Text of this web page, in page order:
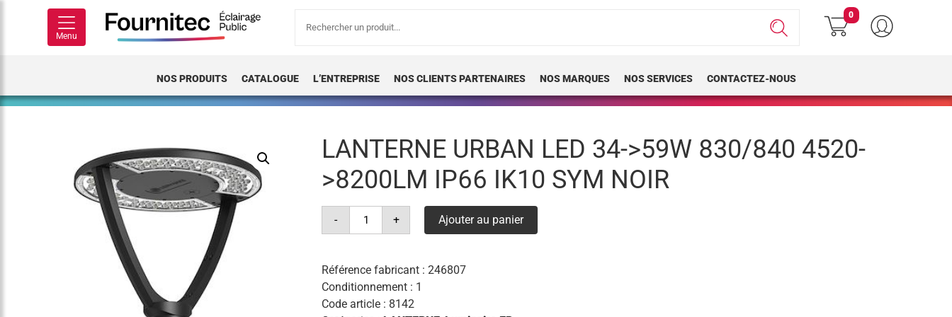
Menu
pour :
0
NOS PRODUITS CATALOGUE L’ENTREPRISE NOS CLIENTS PARTENAIRES NOS MARQUES NOS SERVICES CONTACTEZ-NOUS
LANTERNE URBAN LED 34->59W 830/840 4520-
>8200LM IP66 IK10 SYM NOIR
-
quantité
lanterne
34-
>59w
830/840
4520-
>8200lm
+ Ajouter au panier
Référence fabricant :246807
Conditionnement : 1
Code article : 8142